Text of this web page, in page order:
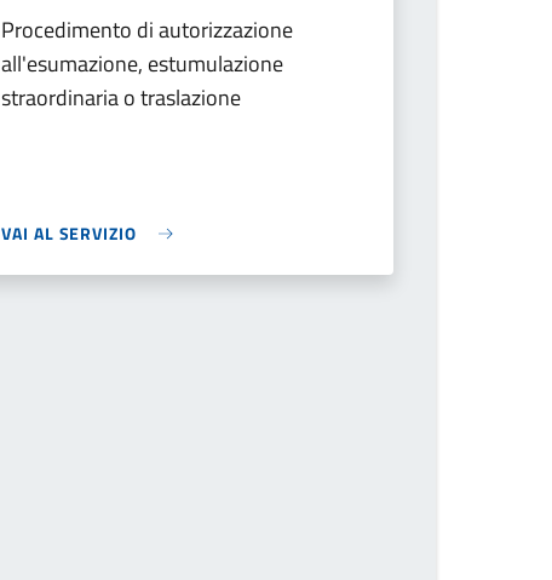
Procedimento di autorizzazione
all'esumazione, estumulazione
straordinaria o traslazione
VAI AL SERVIZIO